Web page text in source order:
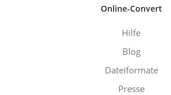
Online-Convert
Hilfe
Blog
Dateiformate
Presse